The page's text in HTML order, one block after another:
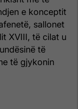
e konceptit
sallonet
XVIII, të cilat u
të
të gjykonin